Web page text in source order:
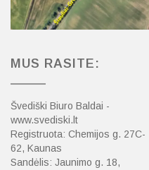
MUS RASITE:
Švediški Biuro Baldai -
www.svediski.lt
Registruota: Chemijos g. 27C-
62, Kaunas
Sandėlis: Jaunimo g. 18,